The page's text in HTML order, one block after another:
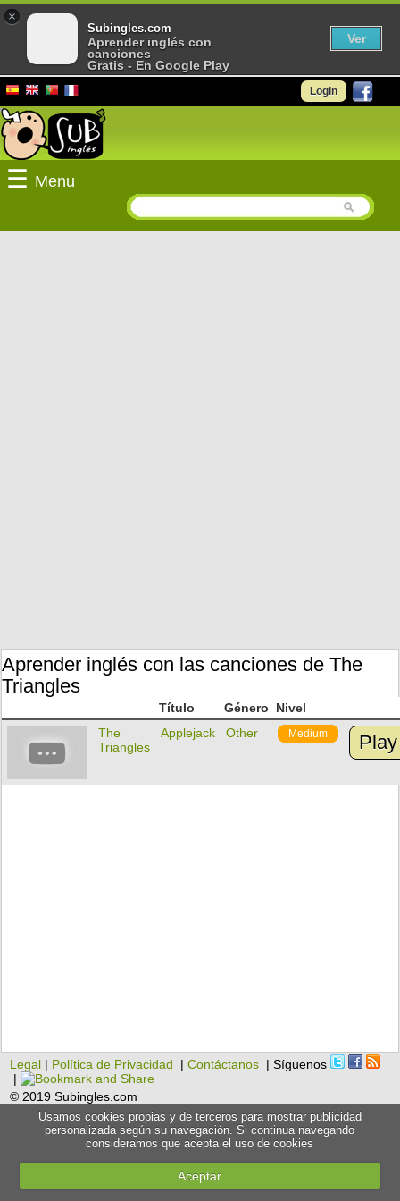
Login
☰ Menu
Aprender inglés con las canciones de The
Triangles
Título Género
Nivel
The
Triangles
Applejack Other Medium Play
Legal | Política de Privacidad |Contáctanos | Síguenos
|
© 2019 Subingles.com
Usamos cookies propias y de terceros para mostrar publicidad
personalizada según su navegación. Si continua navegando
consideramos que acepta el uso de cookies
Aceptar
×
Subingles.com
Aprender inglés con
canciones
Gratis - En Google Play
Ver